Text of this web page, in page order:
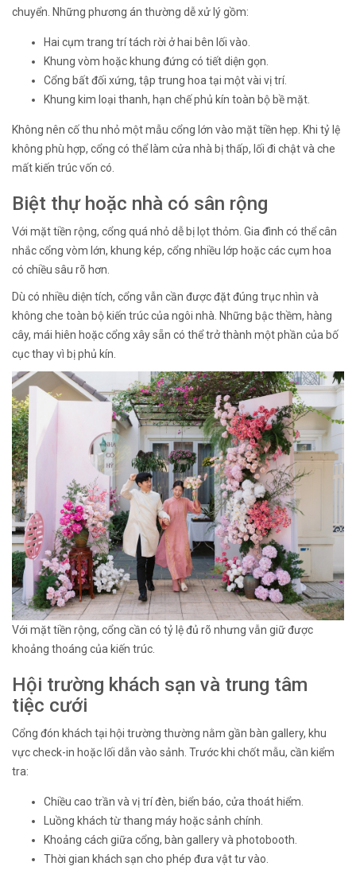
chuyển. Những phương án thường dễ xử lý gồm:
Hai cụm trang trí tách rời ở hai bên lối vào.
Khung vòm hoặc khung đứng có tiết diện gọn.
Cổng bất đối xứng, tập trung hoa tại một vài vị trí.
Khung kim loại thanh, hạn chế phủ kín toàn bộ bề mặt.
Không nên cố thu nhỏ một mẫu cổng lớn vào mặt tiền hẹp. Khi tỷ lệ
không phù hợp, cổng có thể làm cửa nhà bị thấp, lối đi chật và che
mất kiến trúc vốn có.
Biệt thự hoặc nhà có sân rộng
Với mặt tiền rộng, cổng quá nhỏ dễ bị lọt thỏm. Gia đình có thể cân
nhắc cổng vòm lớn, khung kép, cổng nhiều lớp hoặc các cụm hoa
có chiều sâu rõ hơn.
Dù có nhiều diện tích, cổng vẫn cần được đặt đúng trục nhìn và
không che toàn bộ kiến trúc của ngôi nhà. Những bậc thềm, hàng
cây, mái hiên hoặc cổng xây sẵn có thể trở thành một phần của bố
cục thay vì bị phủ kín.
Với mặt tiền rộng, cổng cần có tỷ lệ đủ rõ nhưng vẫn giữ được
khoảng thoáng của kiến trúc.
Hội trường khách sạn và trung tâm
tiệc cưới
Cổng đón khách tại hội trường thường nằm gần bàn gallery, khu
vực check-in hoặc lối dẫn vào sảnh. Trước khi chốt mẫu, cần kiểm
tra:
Chiều cao trần và vị trí đèn, biển báo, cửa thoát hiểm.
Luồng khách từ thang máy hoặc sảnh chính.
Khoảng cách giữa cổng, bàn gallery và photobooth.
Thời gian khách sạn cho phép đưa vật tư vào.